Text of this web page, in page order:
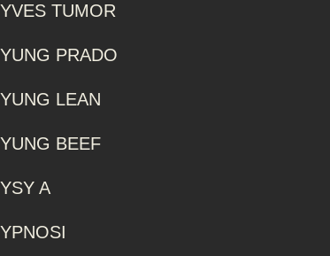
YVES TUMOR
YUNG PRADO
YUNG LEAN
YUNG BEEF
YSY A
YPNOSI